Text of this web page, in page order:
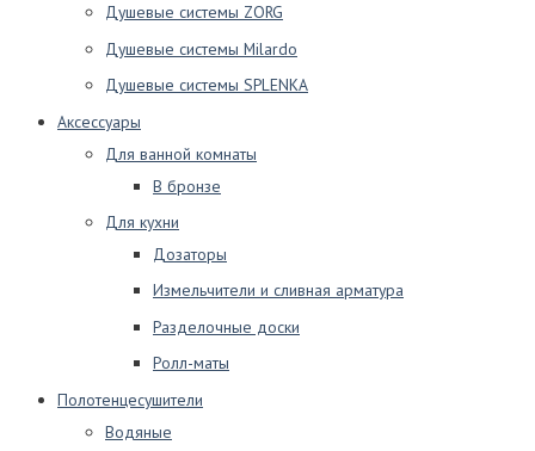
Душевые системы ZORG
Душевые системы Milardo
Душевые системы SPLENKA
Аксессуары
Для ванной комнаты
В бронзе
Для кухни
Дозаторы
Измельчители и сливная арматура
Разделочные доски
Ролл-маты
Полотенцесушители
Водяные